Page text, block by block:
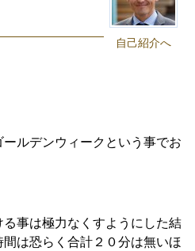
自己紹介へ
ルデンウィークという事でお
事は極力なくすようにした結
は恐らく合計２０分は無いほ